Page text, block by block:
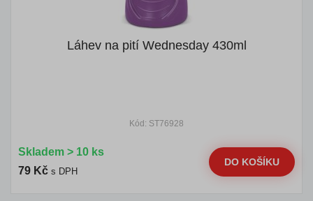
Láhev na pití Wednesday 430ml
Kód: ST76928
Skladem > 10 ks
79 Kč s DPH
DO KOŠÍKU